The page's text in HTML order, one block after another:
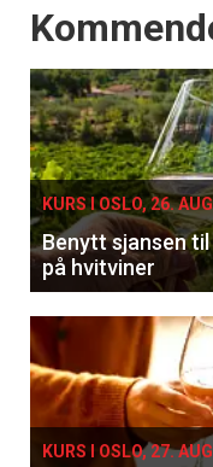
Events
KURS I OSLO, 26.
Benytt sjansen
på hvitviner
KURS I OSLO, 27.